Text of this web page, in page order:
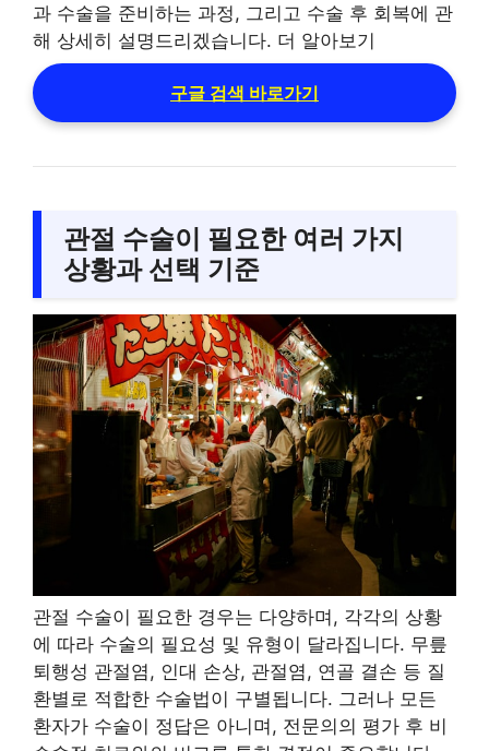
과 수술을 준비하는 과정, 그리고 수술 후 회복에 관
해 상세히 설명드리겠습니다. 더 알아보기
구글 검색 바로가기
관절 수술이 필요한 여러 가지
상황과 선택 기준
관절 수술이 필요한 경우는 다양하며, 각각의 상황
에 따라 수술의 필요성 및 유형이 달라집니다. 무릎
퇴행성 관절염, 인대 손상, 관절염, 연골 결손 등 질
환별로 적합한 수술법이 구별됩니다. 그러나 모든
환자가 수술이 정답은 아니며, 전문의의 평가 후 비